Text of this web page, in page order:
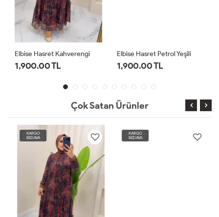
Elbise Hasret Kahverengi
1,900.00 TL
Elbise Hasret Petrol Yeşili
1,900.00 TL
Çok Satan Ürünler
KARGO
BEDAVA
KARGO
BEDAVA